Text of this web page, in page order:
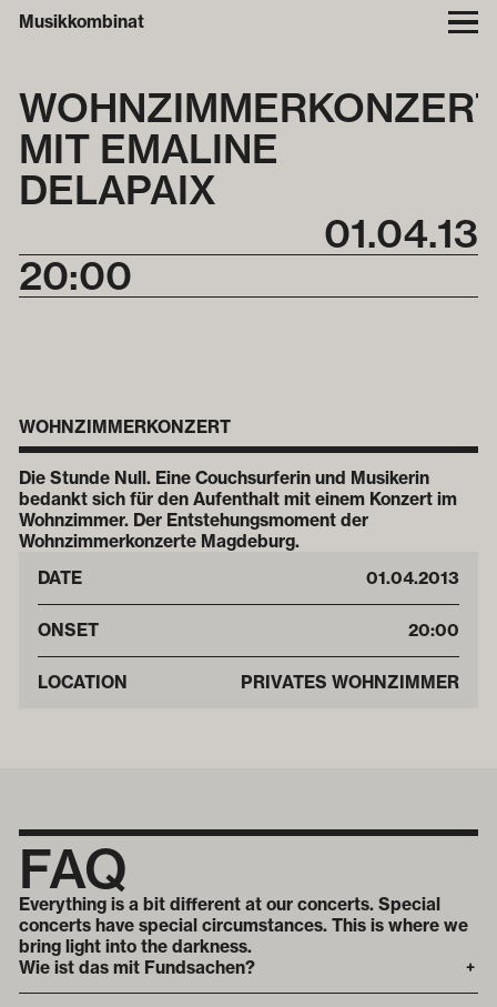
Musikkombinat
MIT EMALINE
DELAPAIX
01.04.13
20:00
WOHNZIMMERKONZERT
Die Stunde Null. Eine Couchsurferin und Musikerin
bedankt sich für den Aufenthalt mit einem Konzert im
Wohnzimmer. Der Entstehungsmoment der
Wohnzimmerkonzerte Magdeburg.
DATE
01.04.2013
ONSET 20:00
LOCATION PRIVATES WOHNZIMMER
FAQ
Everything is a bit different at our concerts. Special
concerts have special circumstances. This is where we
bring light into the darkness.
Wie ist das mit Fundsachen?
+